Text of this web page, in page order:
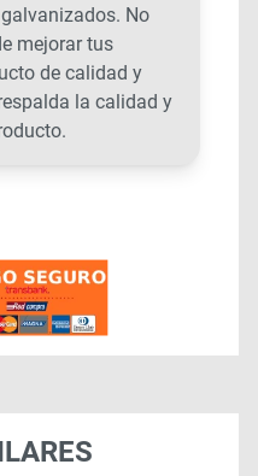
No
mejorar tus
de calidad y
la calidad y